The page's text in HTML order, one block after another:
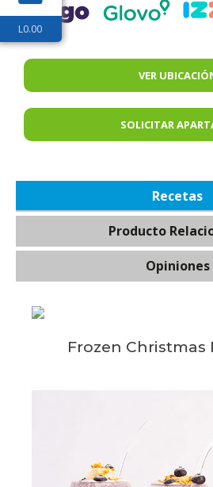
VER
SOLICITAR
Recetas
Producto
Opiniones
Frozen Christmas
L0.00